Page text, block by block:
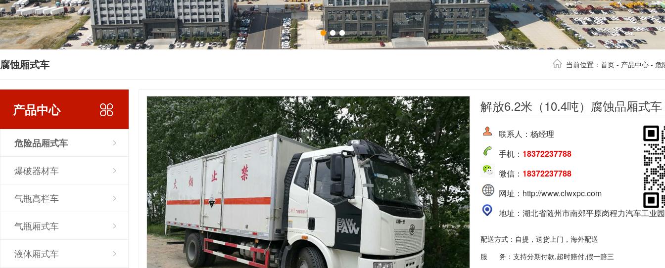
腐蚀厢式车 当前位置： 首页 - 产品中心 - 危
产品中心
危险品厢式车
爆破器材车
气瓶高栏车
气瓶厢式车
液体厢式车
解放6.2米（10.4吨）腐蚀品厢式车
联系人：杨经理
手机： 18372237788
微信： 18372237788
网址：http://www.clwxpc.com
地址：湖北省随州市南郊平原岗程力汽车工业园
配送方式：自提，送货上门，海外配送
服 务：支持分期付款,超时赔付,假一赔三